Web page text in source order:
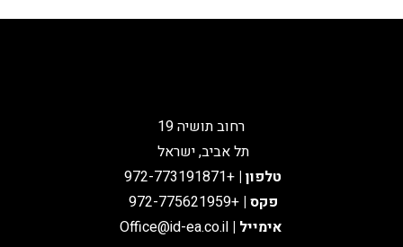
רחוב תושיה 19
תל אביב, ישראל
טלפון|
+972-773191871
פקס | +972-775621959
אימייל |